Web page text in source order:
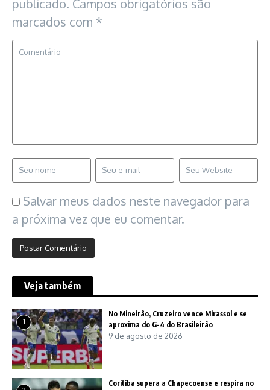
publicado. Campos obrigatórios são
marcados com *
Salvar meus dados neste navegador para
a próxima vez que eu comentar.
Veja também
1
No Mineirão, Cruzeiro vence Mirassol e se
aproxima do G-4 do Brasileirão
9 de agosto de 2026
Coritiba supera a Chapecoense e respira no